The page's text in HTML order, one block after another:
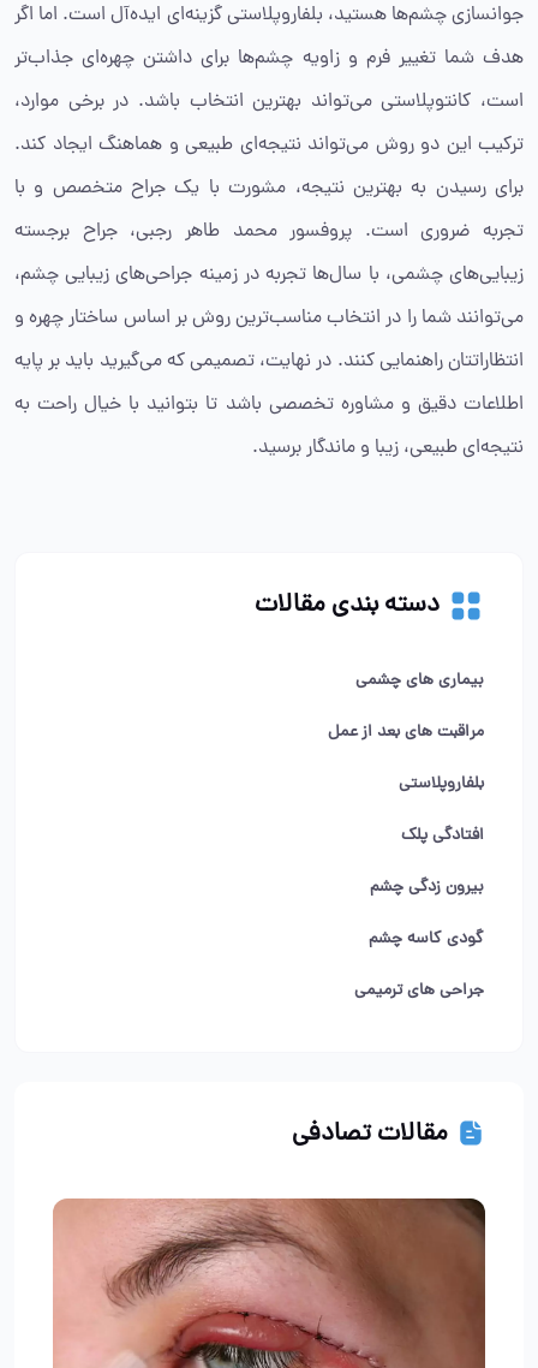
جوانسازی چشم‌ها هستید، بلفاروپلاستی گزینه‌ای ایده‌آل است. اما اگر
هدف شما تغییر فرم و زاویه چشم‌ها برای داشتن چهره‌ای جذاب‌تر
است، کانتوپلاستی می‌تواند بهترین انتخاب باشد. در برخی موارد،
ترکیب این دو روش می‌تواند نتیجه‌ای طبیعی و هماهنگ ایجاد کند.
برای رسیدن به بهترین نتیجه، مشورت با یک جراح متخصص و با
تجربه ضروری است. پروفسور محمد طاهر رجبی، جراح برجسته
زیبایی‌های چشمی، با سال‌ها تجربه در زمینه جراحی‌های زیبایی چشم،
می‌توانند شما را در انتخاب مناسب‌ترین روش بر اساس ساختار چهره و
انتظاراتتان راهنمایی کنند. در نهایت، تصمیمی که می‌گیرید باید بر پایه
اطلاعات دقیق و مشاوره تخصصی باشد تا بتوانید با خیال راحت به
نتیجه‌ای طبیعی، زیبا و ماندگار برسید.
دسته بندی مقالات
بیماری های چشمی
مراقبت های بعد از عمل
بلفاروپلاستی
افتادگی پلک
بیرون زدگی چشم
گودی کاسه چشم
جراحی های ترمیمی
مقالات تصادفی